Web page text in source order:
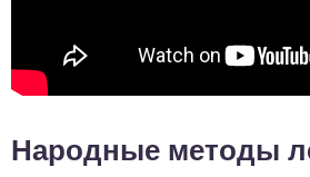
Народные методы